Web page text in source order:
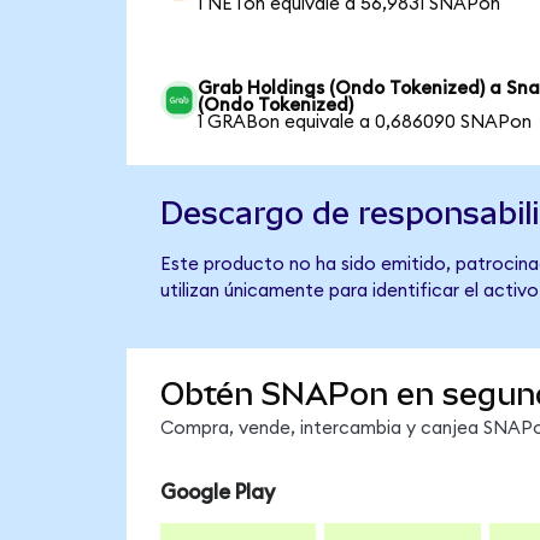
1 NETon equivale a 56,9831 SNAPon
Grab Holdings (Ondo Tokenized) a
(Ondo Tokenized)
1 GRABon equivale a 0,686090 SNAPon
Descargo de
Este producto no ha sido emitido,
utilizan únicamente para identificar el
Obtén SNAPon en
Compra, vende, intercambia y canjea
Google Play